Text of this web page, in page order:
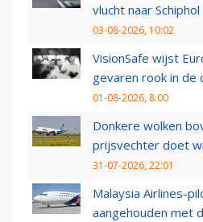
vlucht naar Schiphol
03-08-2026, 10:02
VisionSafe wijst
gevaren rook in de
01-08-2026, 8:00
Donkere wolken
prijsvechter doet
31-07-2026, 22:01
Malaysia Airlines-
aangehouden met